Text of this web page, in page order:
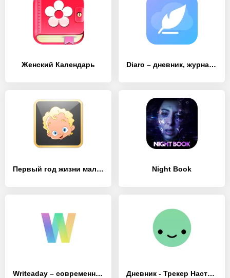
Женский Календарь Diaro – дневник, журнал, Заметки, Трекер Настроения
Первый год жизни малыша PRO Night Book
Writeaday – современный журнал Дневник - Трекер Настроения